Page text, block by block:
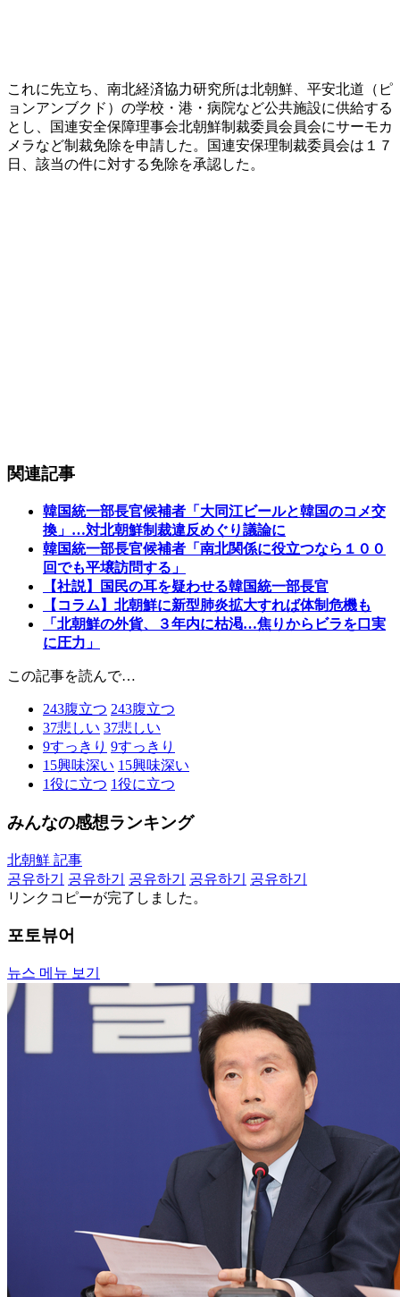
これに先立ち、南北経済協力研究所は北朝鮮、平安北道（ピ
ョンアンブクド）の学校・港・病院など公共施設に供給する
とし、国連安全保障理事会北朝鮮制裁委員会員会にサーモカ
メラなど制裁免除を申請した。国連安保理制裁委員会は１７
日、該当の件に対する免除を承認した。
関連記事
韓国統一部長官候補者「大同江ビールと韓国のコメ交
換」…対北朝鮮制裁違反めぐり議論に
韓国統一部長官候補者「南北関係に役立つなら１００
回でも平壌訪問する」
【社説】国民の耳を疑わせる韓国統一部長官
【コラム】北朝鮮に新型肺炎拡大すれば体制危機も
「北朝鮮の外貨、３年内に枯渇…焦りからビラを口実
に圧力」
この記事を読んで…
243腹立つ 243腹立つ
37悲しい 37悲しい
9すっきり 9すっきり
15興味深い 15興味深い
1役に立つ 1役に立つ
みんなの感想ランキング
北朝鮮 記事
공유하기
공유하기 공유하기 공유하기
공유하기
リンクコピーが完了しました。
포토뷰어
뉴스 메뉴 보기